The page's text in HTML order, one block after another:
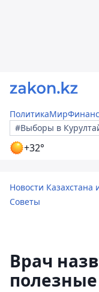
ПолитикаМир
#Выборы в
+32°
Новости Казахстана
Советы
Врач